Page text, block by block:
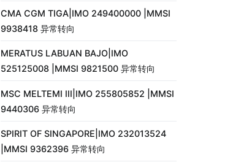
CMA CGM TIGA|IMO 249400000 |MMSI
9938418 异常转向
MERATUS LABUAN BAJO|IMO
525125008 |MMSI 9821500 异常转向
MSC MELTEMI III|IMO 255805852 |MMSI
9440306 异常转向
SPIRIT OF SINGAPORE|IMO 232013524
|MMSI 9362396 异常转向